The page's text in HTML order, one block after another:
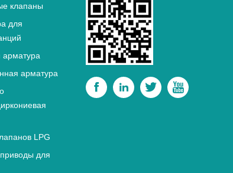
клапаны
для
арматура
арматура
LPG
для
   